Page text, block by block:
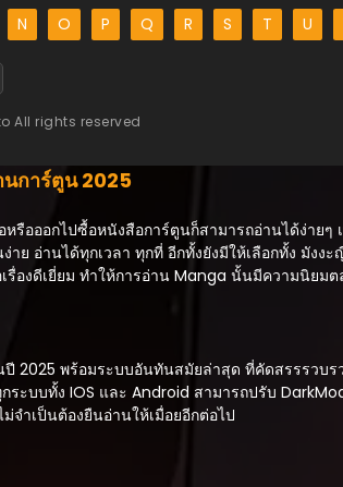
N O P Q R S T U
All rights reserved
นการ์ตูน 2025
อออกไปซื้อหนังสือการ์ตูนก็สามารถอ่านได้ง่ายๆ
อ่านได้ทุกเวลา ทุกที่ อีกทั้งยังมีให้เลือกทั้ง มังงะ
รื่องดีเยี่ยม ทำให้การอ่าน Manga นั้นมีความนิยมต
2025 พร้อมระบบอันทันสมัยล่าสุด ที่คัดสรรรวบร
บบทั้ง IOS และ Android สามารถปรับ
จำเป็นต้องยืนอ่านให้เมื่อยอีกต่อไป